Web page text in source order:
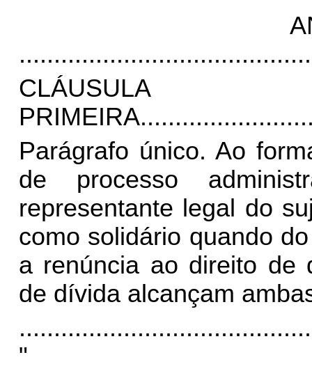
CLÁUSULA
PRIMEIRA.
Parágrafo único. Ao
de processo
representante legal do
como solidário quando
a renúncia ao direito de
de dívida alcançam
"